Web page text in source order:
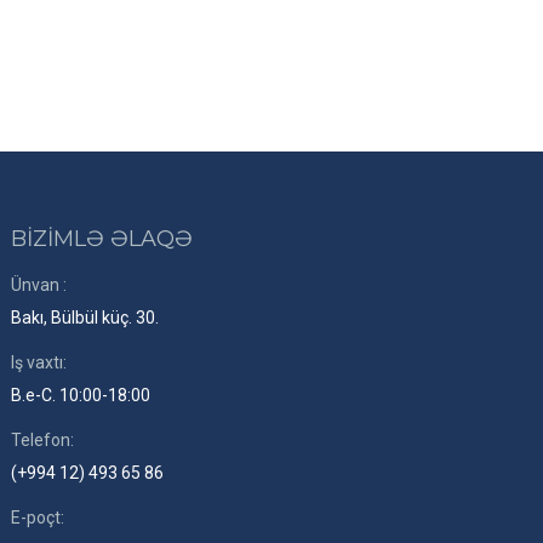
BİZİMLƏ ƏLAQƏ
Ünvan :
Bakı, Bülbül küç. 30.
Iş vaxtı:
B.e-C. 10:00-18:00
Telefon:
(+994 12) 493 65 86
E-poçt: